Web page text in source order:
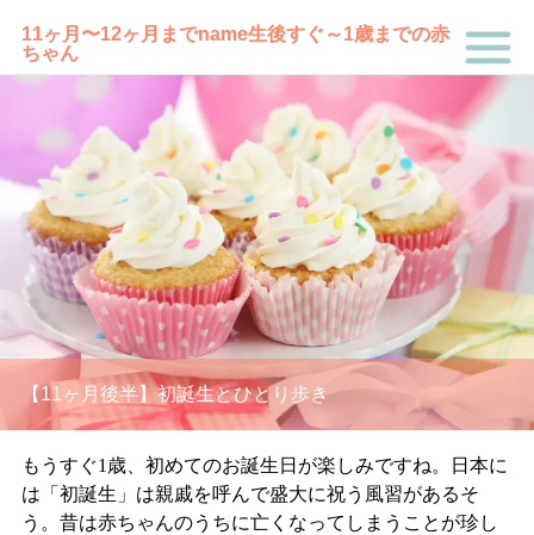
11ヶ月〜12ヶ月までname生後すぐ～1歳までの赤
ちゃん
【11ヶ月後半】初誕生とひとり歩き
もうすぐ1 歳、初めてのお誕生日が楽しみですね。日本に
は「初誕生」は親戚を呼んで盛大に祝う風習があるそ
う。昔は赤ちゃんのうちに亡くなってしまうことが珍し